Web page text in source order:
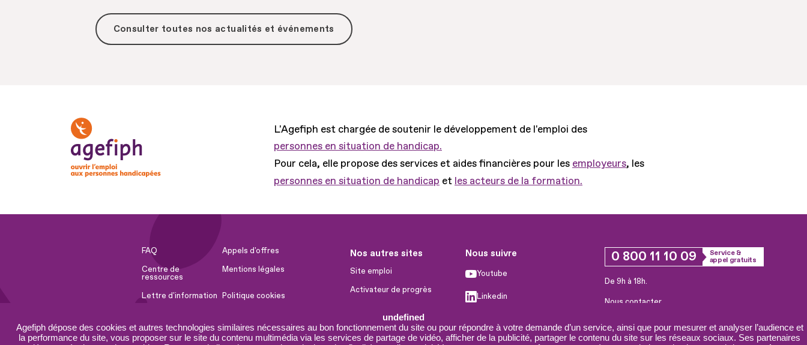
undefined
Agefiph dépose des cookies et autres technologies similaires nécessaires au bon fonctionnement du site ou pour répondre à votre demande d’un service, ainsi que pour mesurer et analyser l’audience et
la performance du site, vous proposer sur le site du contenu multimédia via les services de partage de vidéo, afficher de la publicité, partager le contenu du site sur les réseaux sociaux. Ses partenaires
Consulter toutes nos actualités et événements
L'Agefiph est chargée de soutenir le développement de l'emploi des
personnes en situation de handicap.
Pour cela, elle propose des services et aides financières pour les employeurs, les
personnes en situation de handicap et les acteurs de la formation.
FAQ
Appels d'offres
Centre de
ressources
Mentions légales
Lettre d'information Politique cookies
Accessibilité :
partiellement
Plan du site
Nos autres sites
Site emploi
Activateur de progrès
Innovation et recherche
Nous suivre
Youtube
Linkedin
X
0 800 11 10 09
Service &
appel gratuits
De 9h à 18h.
Nous contacter